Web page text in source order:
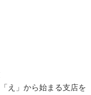
え」から始まる支店を